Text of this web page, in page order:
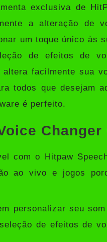
exclusiva de
a alteração de
um toque único às
de efeitos de
facilmente sua
todos que desejam
é perfeito.
Changer
com o Hitpaw
ao vivo e jogos
personalizar seu
de efeitos de